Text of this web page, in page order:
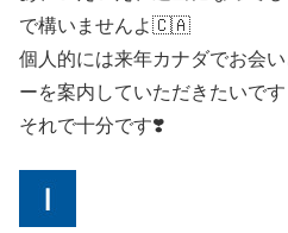
で構いませんよ🇨🇦
個人的には来年カナダでお会
ーを案内していただきたいで
それで十分です❣️